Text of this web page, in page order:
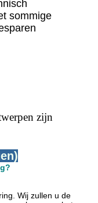
sommige
zijn
Wij zullen u de